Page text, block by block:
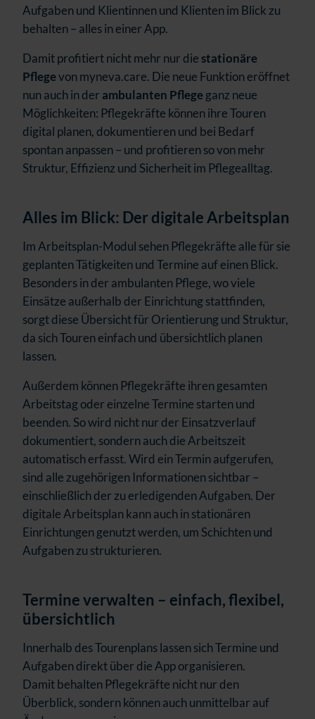
Aufgaben und Klientinnen und Klienten im Blick zu
behalten – alles in einer App.
Damit profitiert nicht mehr nur diestationäre
Pflegevon myneva.care. Die neue Funktion eröffnet
nun auch in der ambulanten Pflegeganz neue
Möglichkeiten: Pflegekräfte können ihre Touren
digital planen, dokumentieren und bei Bedarf
spontan anpassen – und profitieren so von mehr
Struktur, Effizienz und Sicherheit im Pflegealltag.
Alles im Blick: Der digitale Arbeitsplan
Im Arbeitsplan-Modul sehen Pflegekräfte alle für sie
geplanten Tätigkeiten und Termine auf einen Blick.
Besonders in der ambulanten Pflege, wo viele
Einsätze außerhalb der Einrichtung stattfinden,
sorgt diese Übersicht für Orientierung und Struktur,
da sich Touren einfach und übersichtlich planen
lassen.
Außerdem können Pflegekräfte ihren gesamten
Arbeitstag oder einzelne Termine starten und
beenden. So wird nicht nur der Einsatzverlauf
dokumentiert, sondern auch die Arbeitszeit
automatisch erfasst. Wird ein Termin aufgerufen,
sind alle zugehörigen Informationen sichtbar –
einschließlich der zu erledigenden Aufgaben. Der
digitale Arbeitsplan kann auch in stationären
Einrichtungen genutzt werden, um Schichten und
Aufgaben zu strukturieren.
Termine verwalten – einfach, flexibel,
übersichtlich
Innerhalb des Tourenplans lassen sich Termine und
Aufgaben direkt über die App organisieren.
Damit behalten Pflegekräfte nicht nur den
Überblick, sondern können auch unmittelbar auf